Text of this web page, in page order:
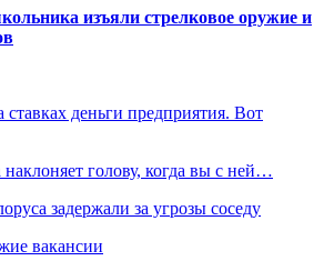
изъяли стрелковое оружие и
ставках деньги предприятия. Вот
голову, когда вы с ней…
задержали за угрозы соседу
вакансии